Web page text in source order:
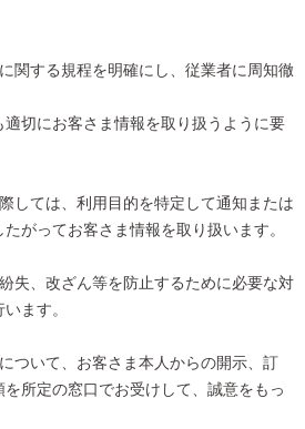
関する規程を明確にし、従業者に周知徹
適切にお客さま情報を取り扱うように要
しては、利用目的を特定して通知または
がってお客さま情報を取り扱います。
失、改ざん等を防止するために必要な対
ます。
ついて、お客さま本人からの開示、訂
所定の窓口でお受けして、誠意をもっ